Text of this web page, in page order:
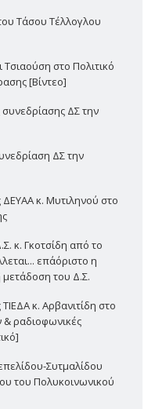
Τάσου Τέλλογλου
στο Πολιτικό
[Βίντεο]
συνεδρίασης ΔΣ την
ΔΣ την
κ. Μυτιληνού στο
κ. Γκοτσίδη από το
επ΄αόριστο η
μετάδοση του Δ.Σ.
κ. Αρβανιτίδη στο
& ραδιοφωνικές
Συτμαλίδου
του Πολυκοινωνικού